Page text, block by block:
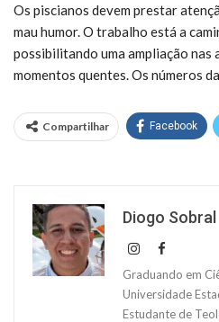
Os piscianos devem prestar
mau humor. O trabalho está a
possibilitando uma ampliação nas
momentos quentes. Os números
Compartilhar Facebook
Diogo Sobral
Graduando em
Universidade
Estudante de